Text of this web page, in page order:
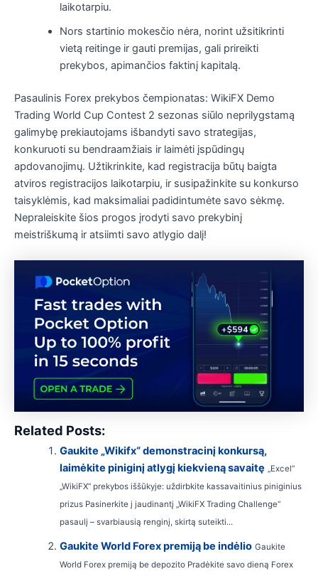
laikotarpiu.
Nors startinio mokesčio nėra, norint užsitikrinti
vietą reitinge ir gauti premijas, gali prireikti
prekybos, apimančios faktinį kapitalą.
Pasaulinis Forex prekybos čempionatas: WikiFX Demo
Trading World Cup Contest 2 sezonas siūlo neprilygstamą
galimybę prekiautojams išbandyti savo strategijas,
konkuruoti su bendraamžiais ir laimėti įspūdingų
apdovanojimų. Užtikrinkite, kad registracija būtų baigta
atviros registracijos laikotarpiu, ir susipažinkite su konkurso
taisyklėmis, kad maksimaliai padidintumėte savo sėkmę.
Nepraleiskite šios progos įrodyti savo prekybinį
meistriškumą ir atsiimti savo atlygio dalį!
Related Posts:
Gaukite „Wikifx“ demonstracinį konkursą,
laimėkite piniginį atlygį kiekvieną savaitę
„Excel“
„WikiFX“ prekybos iššūkyje: uždirbkite kassavaitinius piniginius
prizus Pasinerkite į jaudinantį „WikiFX Trading Challenge“
pasaulį – svarbiausią renginį, skirtą suteikti...
Gaukite World Forex premiją be indėlio Gaukite
World Forex premiją be depozito Pradėkite savo dieną Forex